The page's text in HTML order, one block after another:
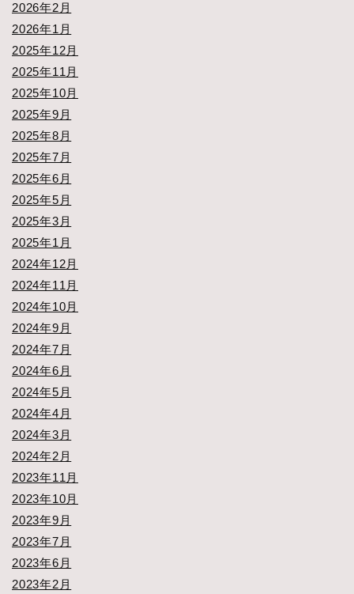
2026年2月
2026年1月
2025年12月
2025年11月
2025年10月
2025年9月
2025年8月
2025年7月
2025年6月
2025年5月
2025年3月
2025年1月
2024年12月
2024年11月
2024年10月
2024年9月
2024年7月
2024年6月
2024年5月
2024年4月
2024年3月
2024年2月
2023年11月
2023年10月
2023年9月
2023年7月
2023年6月
2023年2月